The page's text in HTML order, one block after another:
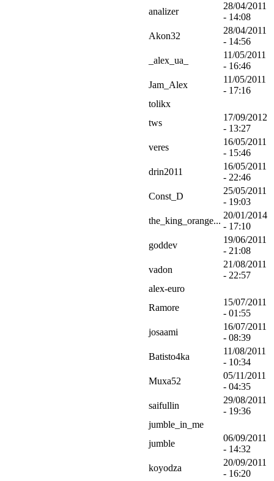
analizer
28/04/2011
- 14:08
Akon32
28/04/2011
- 14:56
_alex_ua_
11/05/2011
- 16:46
Jam_Alex
11/05/2011
- 17:16
tolikx
tws
17/09/2012
- 13:27
veres
16/05/2011
- 15:46
drin2011
16/05/2011
- 22:46
Const_D
25/05/2011
- 19:03
the_king_orange...
20/01/2014
- 17:10
goddev
19/06/2011
- 21:08
vadon
21/08/2011
- 22:57
alex-euro
Ramore
15/07/2011
- 01:55
josaami
16/07/2011
- 08:39
Batisto4ka
11/08/2011
- 10:34
Muxa52
05/11/2011
- 04:35
saifullin
29/08/2011
- 19:36
jumble_in_me
jumble
06/09/2011
- 14:32
koyodza
20/09/2011
- 16:20